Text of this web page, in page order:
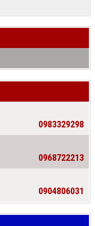
0983329298
0968722213
0904806031